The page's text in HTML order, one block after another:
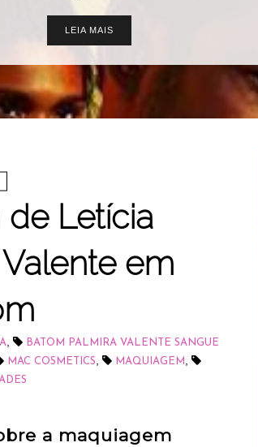
Resenha Completa
Letícia
em
BATOM PALMIRA VALENTE SANGUE
MAC COSMETICS MAQUIAGEM
a maquiagem